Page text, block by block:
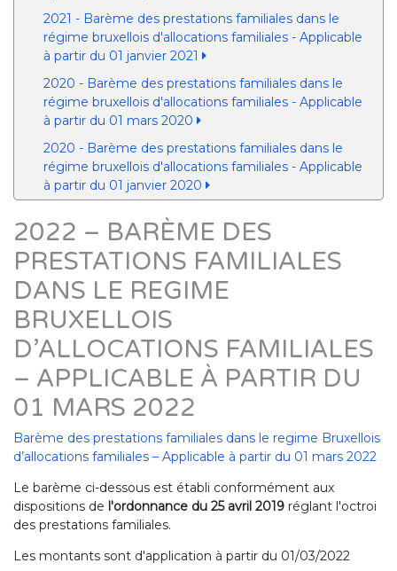
2021 - Barème des prestations familiales dans le
régime bruxellois d'allocations familiales - Applicable
à partir du 01 janvier 2021
2020 - Barème des prestations familiales dans le
régime bruxellois d'allocations familiales - Applicable
à partir du 01 mars 2020
2020 - Barème des prestations familiales dans le
régime bruxellois d'allocations familiales - Applicable
à partir du 01 janvier 2020
2022 – BARÈME DES
PRESTATIONS FAMILIALES
DANS LE REGIME
BRUXELLOIS
D’ALLOCATIONS FAMILIALES
– APPLICABLE À PARTIR DU
01 MARS 2022
Barème des prestations familiales dans le regime Bruxellois
d’allocations familiales – Applicable à partir du 01 mars 2022
Le barème ci-dessous est établi conformément aux
dispositions de l'ordonnance du 25 avril 2019 réglant l'octroi
des prestations familiales.
Les montants sont d'application à partir du 01/03/2022